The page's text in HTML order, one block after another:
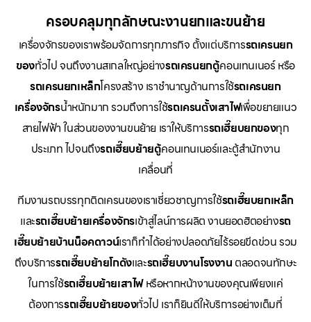
ครอบคลุมทุกลักษณะงานยกและขนย้าย
เครื่องจักรของเราพร้อมจัดการทุกภารกิจ ตั้งแต่บริการรถเครนยก
ของทั่วไป จนถึงงานสเกลใหญ่อย่างรถเครนยกตู้คอนเทนเนอร์ หรือ
รถเครนยกเหล็กโครงสร้าง เราชำนาญด้านการใช้รถเครนยก
เครื่องจักรน้ำหนักมาก รวมถึงการใช้รถเครนตั้งเสาไฟเพื่อขยายแนว
สายไฟฟ้า ในส่วนของงานขนย้าย เราให้บริการรถเฮี๊ยบยกของทุก
ประเภท ไปจนถึงรถเฮี๊ยบย้ายตู้คอนเทนเนอร์และตู้สำนักงาน
เคลื่อนที่
ทีมงานรถบรรทุกติดเครนของเราเชี่ยวชาญการใช้รถเฮี๊ยบยกเหล็ก
และรถเฮี๊ยบย้ายเครื่องจักรเข้าสู่ไลน์การผลิต งานยอดฮิตอย่างรถ
เฮี๊ยบย้ายบ้านน็อคดาวน์เราก็ทำได้อย่างปลอดภัยไร้รอยขีดข่วน รวม
ถึงบริการรถเฮี๊ยบย้ายโกดังและรถเฮี๊ยบงานโรงงาน ตลอดจนทักษะ
ในการใช้รถเฮี๊ยบย้ายเสาไฟหรือหากหน้างานของคุณเพียงแค่
ต้องการรถเฮี๊ยบย้ายของทั่วไป เราก็ยินดีให้บริการอย่างเต็มที่